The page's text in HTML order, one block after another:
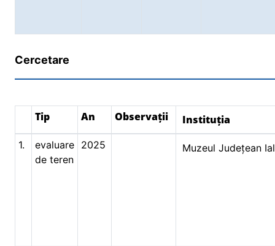
Cercetare
Tip An Observații Instituția
1.
evaluare
de teren
2025 Muzeul Județean